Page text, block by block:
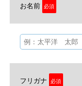
お名前 必須
フリガナ 必須